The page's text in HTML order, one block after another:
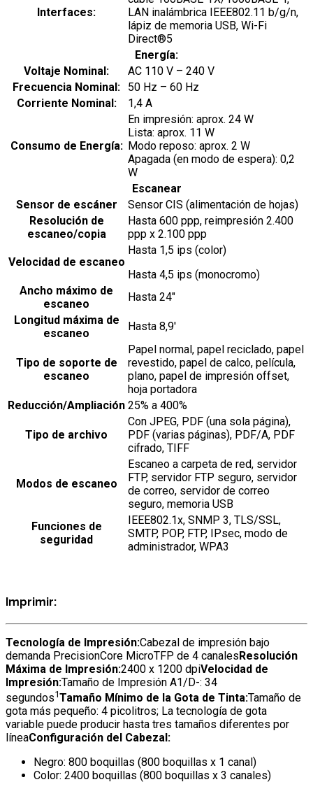
Interfaces:
LAN inalámbrica IEEE802.11 b/g/n,
lápiz de memoria USB, Wi-Fi
Direct®5
Energía:
Voltaje Nominal:
AC 110 V – 240 V
Frecuencia Nominal:
50 Hz – 60 Hz
Corriente Nominal:
1,4 A
Consumo de Energía:
En impresión: aprox. 24 W
Lista: aprox. 11 W
Modo reposo: aprox. 2 W
Apagada (en modo de espera): 0,2
W
Escanear
Sensor de escáner
Sensor CIS (alimentación de hojas)
Resolución de
escaneo/copia
Hasta 600 ppp, reimpresión 2.400
ppp x 2.100 ppp
Velocidad de escaneo
Hasta 1,5 ips (color)
Hasta 4,5 ips (monocromo)
Ancho máximo de
escaneo
Hasta 24″
Longitud máxima de
escaneo
Hasta 8,9′
Tipo de soporte de
escaneo
Papel normal, papel reciclado, papel
revestido, papel de calco, película,
plano, papel de impresión offset,
hoja portadora
Reducción/Ampliación 25% a 400%
Tipo de archivo
Con JPEG, PDF (una sola página),
PDF (varias páginas), PDF/A, PDF
cifrado, TIFF
Modos de escaneo
Escaneo a carpeta de red, servidor
FTP, servidor FTP seguro, servidor
de correo, servidor de correo
seguro, memoria USB
Funciones de
seguridad
IEEE802.1x, SNMP 3, TLS/SSL,
SMTP, POP, FTP, IPsec, modo de
administrador, WPA3
Imprimir:
Tecnología de Impresión:Cabezal de impresión bajo
demanda PrecisionCore MicroTFP de 4 canalesResolución
Máxima de Impresión:2400 x 1200 dpiVelocidad de
Impresión:Tamaño de Impresión A1/D-: 34
segundos1Tamaño Mínimo de la Gota de Tinta:Tamaño de
gota más pequeño: 4 picolitros; La tecnología de gota
variable puede producir hasta tres tamaños diferentes por
líneaConfiguración del Cabezal:
Negro: 800 boquillas (800 boquillas x 1 canal)
Color: 2400 boquillas (800 boquillas x 3 canales)